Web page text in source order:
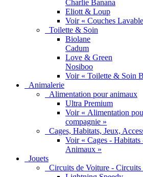
Charlie Banana
Eliott & Loup
Voir « Couches
Toilette & Soin
Biolane
Cadum
Love & Green
Nosiboo
Voir « Toilette & Soin
Animalerie
Alimentation pour animaux
Ultra Premium
Voir « Alimentation
compagnie »
Cages, Habitats, Jeux,
Voir « Cages - Habitats
Animaux »
Jouets
Circuits de Voiture - Circuits